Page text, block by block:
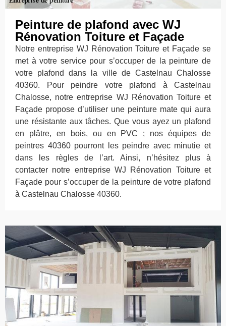
Peinture de plafond avec WJ
Rénovation Toiture et Façade
Notre entreprise WJ Rénovation Toiture et Façade se
met à votre service pour s’occuper de la peinture de
votre plafond dans la ville de Castelnau Chalosse
40360. Pour peindre votre plafond à Castelnau
Chalosse, notre entreprise WJ Rénovation Toiture et
Façade propose d’utiliser une peinture mate qui aura
une résistante aux tâches. Que vous ayez un plafond
en plâtre, en bois, ou en PVC ; nos équipes de
peintres 40360 pourront les peindre avec minutie et
dans les règles de l’art. Ainsi, n’hésitez plus à
contacter notre entreprise WJ Rénovation Toiture et
Façade pour s’occuper de la peinture de votre plafond
à Castelnau Chalosse 40360.